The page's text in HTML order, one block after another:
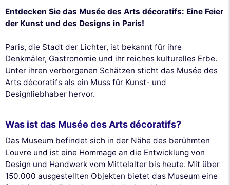
Entdecken Sie das Musée des Arts décoratifs: Eine Feier
der Kunst und des Designs in Paris!
Paris, die Stadt der Lichter, ist bekannt für ihre
Denkmäler, Gastronomie und ihr reiches kulturelles Erbe.
Unter ihren verborgenen Schätzen sticht das Musée des
Arts décoratifs als ein Muss für Kunst- und
Designliebhaber hervor.
Was ist das Musée des Arts décoratifs?
Das Museum befindet sich in der Nähe des berühmten
Louvre und ist eine Hommage an die Entwicklung von
Design und Handwerk vom Mittelalter bis heute. Mit über
150.000 ausgestellten Objekten bietet das Museum eine